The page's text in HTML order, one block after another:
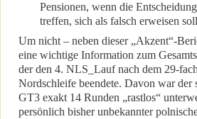
Pensionen, wenn die
treffen, sich als falsch erweisen
Um nicht – neben dieser „Akzent“-
eine wichtige Information zum
der den 4. NLS_Lauf nach dem 29-
Nordschleife beendete. Davon war der
GT3 exakt 14 Runden „rastlos“
persönlich bisher unbekannter